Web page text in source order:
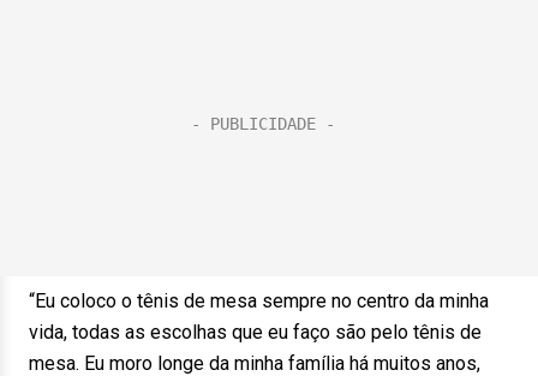
“Eu coloco o tênis de mesa sempre no centro da minha
vida, todas as escolhas que eu faço são pelo tênis de
mesa. Eu moro longe da minha família há muitos anos,